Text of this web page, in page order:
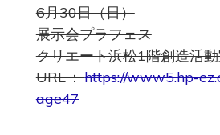
6月30日（日）
展示会プラフェス
クリエート浜松1階創造活
URL：https://www5.hp-
age47